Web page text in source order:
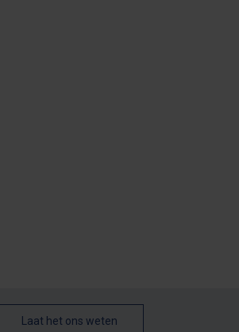
Laat het ons weten